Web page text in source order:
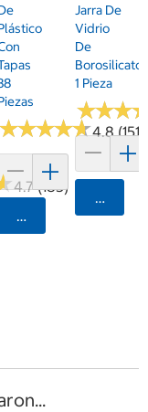
4.7 (185)
★★★★★
★★★★★4.8 (151)
Agregar
Jarra De
Vidrio
De
Borosilicato,
1 Pieza
★★★
★★★